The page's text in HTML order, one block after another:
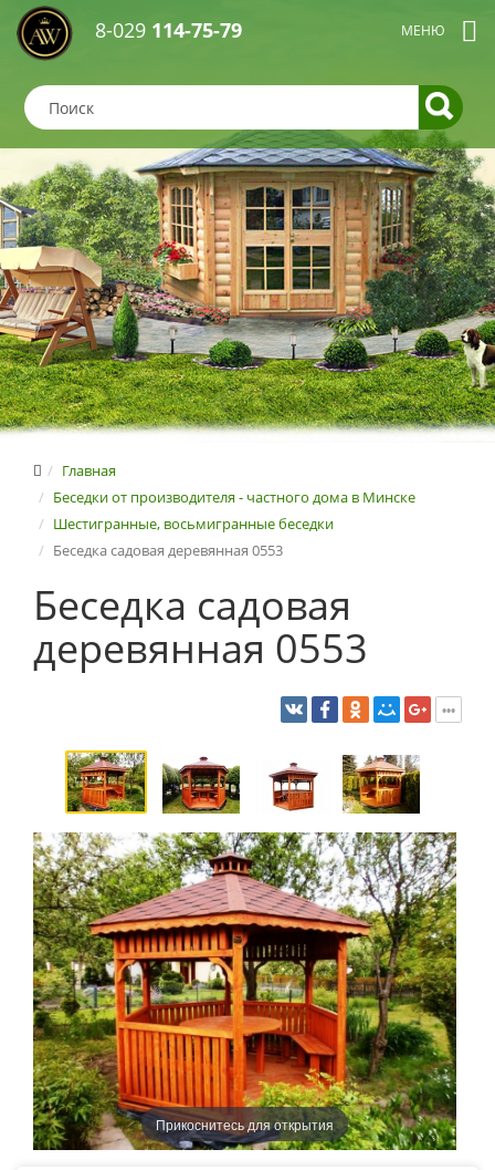
8-029 114-75-79
Главная
Беседки от производителя - частного дома в Минске
Шестигранные, восьмигранные беседки
Беседка садовая деревянная 0553
Беседка садовая
деревянная 0553
Прикоснитесь для открытия